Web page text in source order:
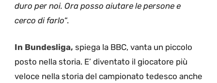
duro per noi. Ora posso aiutare le persone e
cerco di farlo“.
In Bundesliga, spiega la BBC, vanta un piccolo
posto nella storia. E’ diventato il giocatore più
veloce nella storia del campionato tedesco anche